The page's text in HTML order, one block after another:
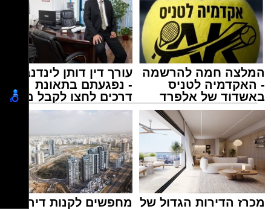
המלצה חמה להרשמה
- האקדמיה לטניס
באשדוד של אלפרד
קריאולנסקי - לילדים
עורך דין דותן לינדנברג
- נפגעתם בתאונת
דרכים לחצו לקבל מה
שמגיע לכם
מכרז הדירות הגדול של
מחפשים לקנות דירה?